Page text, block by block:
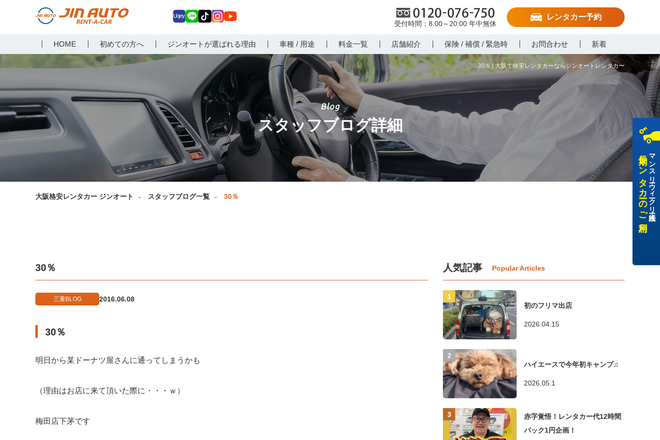
30％ | 大阪で格安レンタカーならジンオートレンタカー
らジンオートレンタカー
0120-076-750
8:00～20:00 年中無休
レンタカー予約
HOME 初めての方へ ジンオートが選ばれる理由 車種 / 用途 料金一覧 店舗紹介 保険 / 補償 / 緊急時 お問合わせ 新着
ey E
Tokagr
am
uT
ub
スタッフブログ詳細
大阪格安レンタカー ジンオート スタッフブログ一覧 30％
30％
三重BLOG 2016.06.08
30％
明日から某ドーナツ屋さんに通ってしまうかも
（理由はお店に来て頂いた際に・・・ｗ）
梅田店下茅です
人気記事
初のフリマ出店
2026.04.15
ハイエースで今年初キャンプ♫
2026.05.1
赤字覚悟！レンタカー代12時間
パック1円企画！
マンスリー・ウィークリー・法人様
長期レンタカーのご利用